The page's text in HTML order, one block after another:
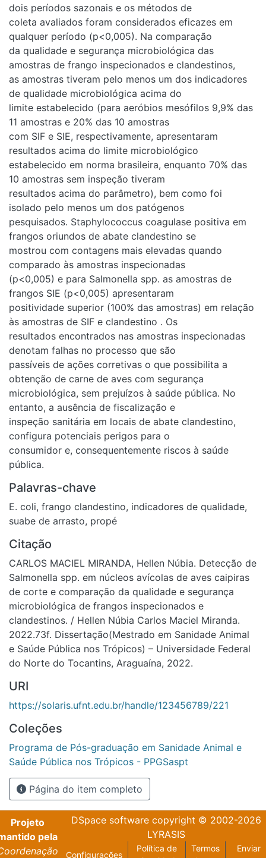
dois períodos sazonais e os métodos de
coleta avaliados foram considerados eficazes em
qualquer período (p<0,005). Na comparação
da qualidade e segurança microbiológica das
amostras de frango inspecionados e clandestinos,
as amostras tiveram pelo menos um dos indicadores
de qualidade microbiológica acima do
limite estabelecido (para aeróbios mesófilos 9,9% das
11 amostras e 20% das 10 amostras
com SIF e SIE, respectivamente, apresentaram
resultados acima do limite microbiológico
estabelecido em norma brasileira, enquanto 70% das
10 amostras sem inspeção tiveram
resultados acima do parâmetro), bem como foi
isolado pelo menos um dos patógenos
pesquisados. Staphylococcus coagulase positiva em
frangos oriundos de abate clandestino se
mostrou com contagens mais elevadas quando
comparado às amostras inspecionadas
(p<0,005) e para Salmonella spp. as amostras de
frangos SIE (p<0,005) apresentaram
positividade superior (100% das amostras) em relação
às amostras de SIF e clandestino . Os
resultados encontrados nas amostras inspecionadas
denotam falhas no processo que são
passíveis de ações corretivas o que possibilita a
obtenção de carne de aves com segurança
microbiológica, sem prejuízos à saúde pública. No
entanto, a ausência de fiscalização e
inspeção sanitária em locais de abate clandestino,
configura potenciais perigos para o
consumidor e, consequentemente riscos à saúde
pública.
Palavras-chave
E. coli, frango clandestino, indicadores de qualidade,
suabe de arrasto, propé
Citação
CARLOS MACIEL MIRANDA, Hellen Núbia. Detecção de
Salmonella spp. em núcleos avícolas de aves caipiras
de corte e comparação da qualidade e segurança
microbiológica de frangos inspecionados e
clandestinos. / Hellen Núbia Carlos Maciel Miranda.
2022.73f. Dissertação(Mestrado em Sanidade Animal
e Saúde Pública nos Trópicos) – Universidade Federal
do Norte do Tocantins, Araguaína, 2022.
URI
https://solaris.ufnt.edu.br/handle/123456789/221
Coleções
Programa de Pós-graduação em Sanidade Animal e
Saúde Pública nos Trópicos - PPGSaspt
Página do item completo
Projeto
pela
DSpace softwarecopyright © 2002-2026
LYRASIS
Configurações
Política de
Termos
Enviar